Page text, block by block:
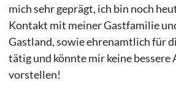
mich sehr geprägt, ich bin noch
Kontakt mit meiner Gastfamilie
Gastland, sowie ehrenamtlich für
tätig und könnte mir keine bessere
vorstellen!